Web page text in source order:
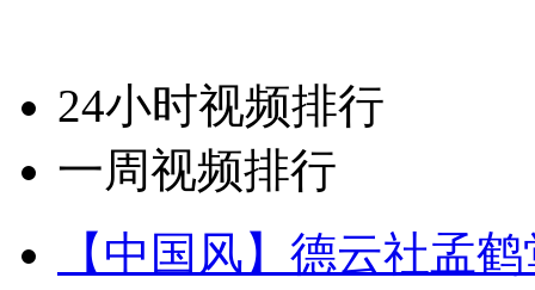
24小时视频排行
一周视频排行
【中国风】德云社孟